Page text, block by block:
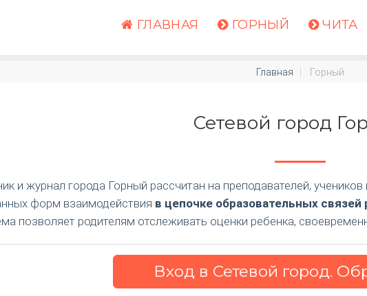
ГЛАВНАЯ ГОРНЫЙ ЧИТА
Главная Горный
Сетевой город
и журнал города Горный рассчитан на преподавателей,
форм взаимодействия в цепочке образовательных
позволяет родителям отслеживать оценки ребенка,
Вход в Сетевой город.